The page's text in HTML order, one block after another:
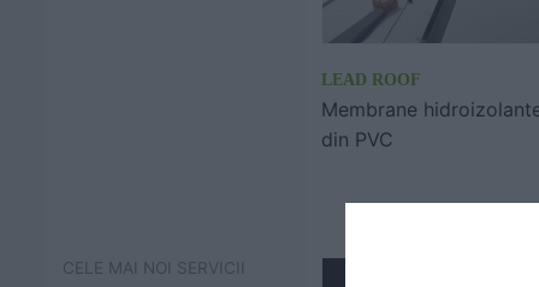
LEAD ROOF
Membrane
din PVC
CELE MAI NOI SERVICII